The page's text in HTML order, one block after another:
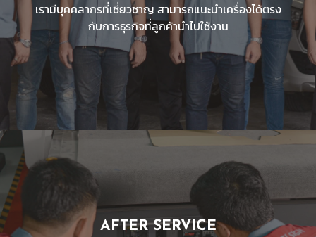
เรามีบุคคลากรที่เชี่ยวชาญ สามารถแนะนำเครื่องได้ตรง
กับการธุรกิจที่ลูกค้านำไปใช้งาน
AFTER SERVICE